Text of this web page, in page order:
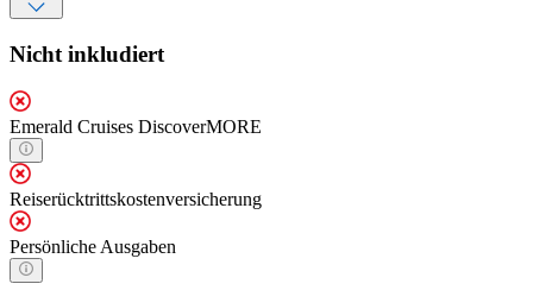
Nicht inkludiert
Emerald Cruises DiscoverMORE
Reiserücktrittskostenversicherung
Persönliche Ausgaben